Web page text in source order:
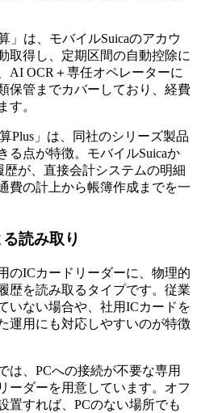
」は、モバイルSuicaのアカウ
取得し、定期区間の自動控除に
AI OCR＋専任オペレーターに
保管までカバーしており、経費
す。
Plus」は、同社のシリーズ製品
る点が特徴。モバイルSuicaか
が、直接会計システムの明細
費の計上から帳簿作成までを一
読み取り
のICカードリーダーに、物理的
歴を読み取るタイプです。従業
いない場合や、社用ICカードを
運用にも対応しやすいのが特徴
は、PCへの接続が不要な専用
ーダーを用意しています。オフ
置すれば、PCのない場所でも